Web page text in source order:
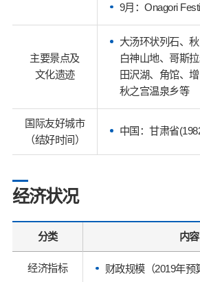
9月：Onagori
主要景点及
文化遗迹
大汤环状列石、秋
白神山地、哥斯拉
田沢湖、角馆、增
秋之宫温泉乡等
国际友好城市
（结好时间）
中国：甘肃省
经济状况
分类 内容
经济指标 财政规模（2019年预